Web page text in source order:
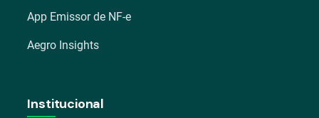
App Emissor de NF-e
Aegro Insights
Institucional